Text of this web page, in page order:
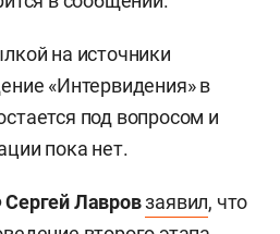
на источники
«Интервидения» в
под вопросом и
пока нет.
Сергей Лавровзаявил, что